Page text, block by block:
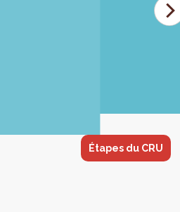
Étapes du CRU